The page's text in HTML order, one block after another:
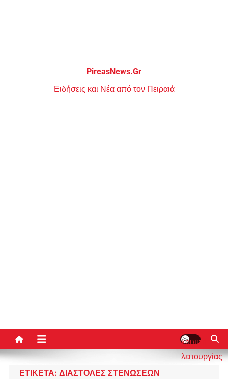
PireasNews.Gr
Ειδήσεις και Νέα από τον Πειραιά
κουμπί
λειτουργίας
ΕΤΙΚΈΤΑ: ΔΙΑΣΤΟΛΈΣ ΣΤΕΝΏΣΕΩΝ